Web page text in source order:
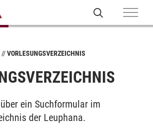
VORLESUNGSVERZEICHNIS
über ein Suchformular im
der Leuphana.